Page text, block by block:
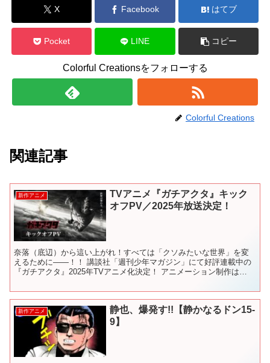
X Facebook はてブ
Pocket LINE コピー
Colorful Creationsをフォローする
Colorful Creations
関連記事
新作アニメ
TVアニメ『ガチアクタ』キック
オフPV／2025年放送決定！
奈落（底辺）から這い上がれ！すべては「クソみたいな世界」を変
えるために――！！ 講談社「週刊少年マガジン」にて好評連載中の
『ガチアクタ』2025年TVアニメ化決定！ アニメーション制作は
新作アニメ
静也、爆発す!!【静かなるドン15-
9】